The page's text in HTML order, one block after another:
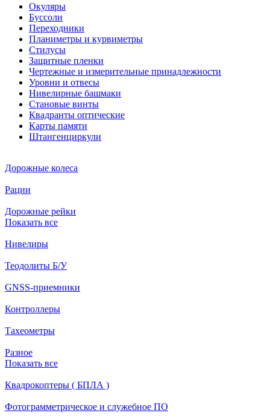
Окуляры
Буссоли
Переходники
Планиметры и курвиметры
Стилусы
Защитные пленки
Чертежные и измерительные принадлежности
Уровни и отвесы
Нивелирные башмаки
Становые винты
Квадранты оптические
Карты памяти
Штангенциркули
Дорожные колеса
Рации
Дорожные рейки
Показать все
Нивелиры
Теодолиты Б/У
GNSS-приемники
Контроллеры
Тахеометры
Разное
Показать все
Квадрокоптеры ( БПЛА )
Фотограмметрическое и служебное ПО